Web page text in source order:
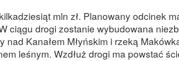
mln zł. Planowany odcinek
ciągu drogi zostanie wybudowana
Kanałem Młyńskim i rzeką
leśnym. Wzdłuż drogi ma powstać